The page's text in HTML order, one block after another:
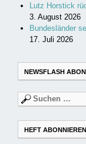
Lutz Horstick
3. August 2026
Bundesländer
17. Juli 2026
NEWSFLASH
Suchen
nach:
HEFT ABONNIEREN